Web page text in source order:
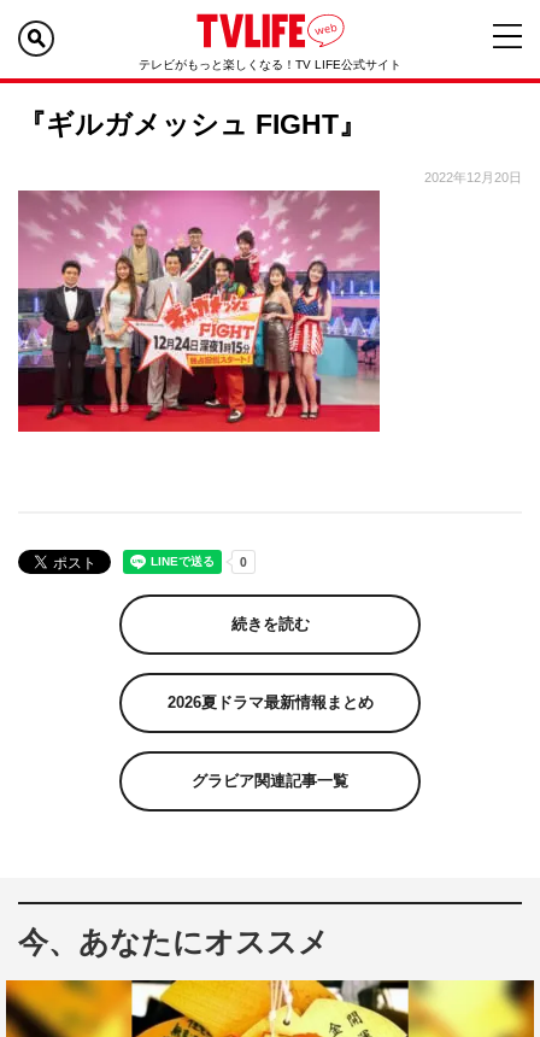
テレビがもっと楽しくなる！TV LIFE公式サイト
『ギルガメッシュ FIGHT』
2022年12月20日
続きを読む
2026夏ドラマ最新情報まとめ
グラビア関連記事一覧
今、あなたにオススメ